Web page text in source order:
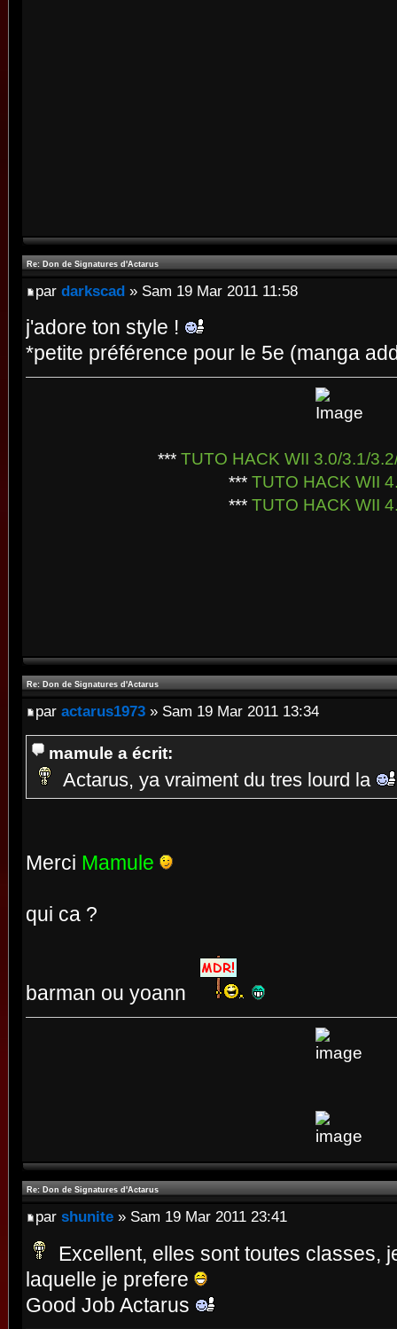
Re: Don de Signatures d'Actarus
par darkscad » Sam 19 Mar 2011 11:58
j'adore ton style !
*petite préférence pour le 5e (manga
*** TUTO HACK WII 3.0/3.1/
*** TUTO HACK WII
*** TUTO HACK WII
Re: Don de Signatures d'Actarus
par actarus1973 » Sam 19 Mar 2011 13:34
mamule a écrit:
Actarus, ya vraiment du tres lourd la
Merci Mamule
qui ca ?
barman ou yoann
Re: Don de Signatures d'Actarus
par shunite » Sam 19 Mar 2011 23:41
Excellent, elles sont toutes classes,
laquelle je prefere
Good Job Actarus